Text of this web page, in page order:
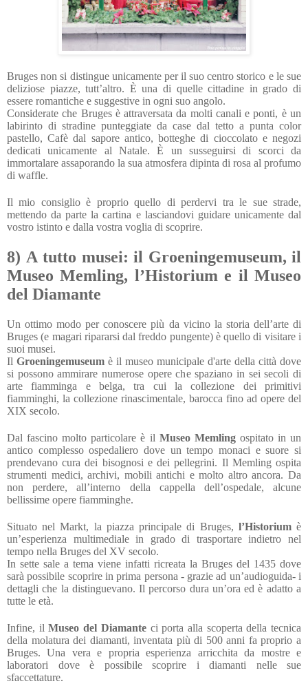
Bruges non si distingue unicamente per il suo centro storico e le sue
deliziose piazze, tutt’altro. È una di quelle cittadine in grado di
essere romantiche e suggestive in ogni suo angolo.
Considerate che Bruges è attraversata da molti canali e ponti, è un
labirinto di stradine punteggiate da case dal tetto a punta color
pastello, Cafè dal sapore antico, botteghe di cioccolato e negozi
dedicati unicamente al Natale. È un susseguirsi di scorci da
immortalare assaporando la sua atmosfera dipinta di rosa al profumo
di waffle.
Il mio consiglio è proprio quello di perdervi tra le sue strade,
mettendo da parte la cartina e lasciandovi guidare unicamente dal
vostro istinto e dalla vostra voglia di scoprire.
8) A tutto musei: il Groeningemuseum, il
Museo Memling, l’Historium e il Museo
del Diamante
Un ottimo modo per conoscere più da vicino la storia dell’arte di
Bruges (e magari ripararsi dal freddo pungente) è quello di visitare i
suoi musei.
Il Groeningemuseum è il museo municipale d'arte della città dove
si possono ammirare numerose opere che spaziano in sei secoli di
arte fiamminga e belga, tra cui la collezione dei primitivi
fiamminghi, la collezione rinascimentale, barocca fino ad opere del
XIX secolo.
Dal fascino molto particolare è il Museo Memling ospitato in un
antico complesso ospedaliero dove un tempo monaci e suore si
prendevano cura dei bisognosi e dei pellegrini. Il Memling ospita
strumenti medici, archivi, mobili antichi e molto altro ancora. Da
non perdere, all’interno della cappella dell’ospedale, alcune
bellissime opere fiamminghe.
Situato nel Markt, la piazza principale di Bruges, l’Historiumè
un’esperienza multimediale in grado di trasportare indietro nel
tempo nella Bruges del XV secolo.
In sette sale a tema viene infatti ricreata la Bruges del 1435 dove
sarà possibile scoprire in prima persona - grazie ad un’audioguida- i
dettagli che la distinguevano. Il percorso dura un’ora ed è adatto a
tutte le età.
Infine, ilMuseo del Diamanteci porta alla scoperta della tecnica
della molatura dei diamanti, inventata più di 500 anni fa proprio a
Bruges. Una vera e propria esperienza arricchita da mostre e
laboratori dove è possibile scoprire i diamanti nelle sue
sfaccettature.